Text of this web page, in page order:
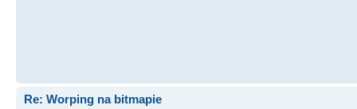
Re: Worping na bitmapie